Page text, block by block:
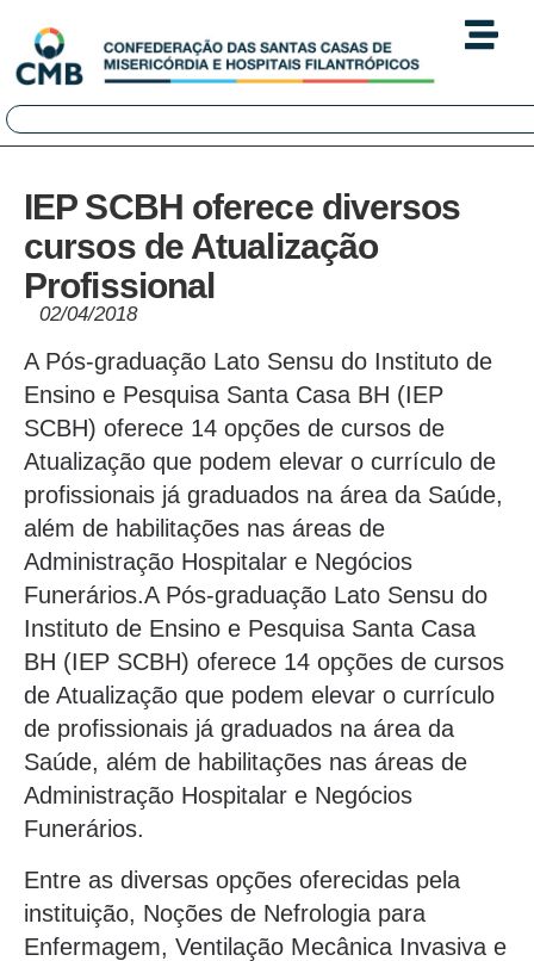
IEP SCBH oferece diversos
cursos de Atualização
Profissional
02/04/2018
A Pós-graduação Lato Sensu do Instituto de
Ensino e Pesquisa Santa Casa BH (IEP
SCBH) oferece 14 opções de cursos de
Atualização que podem elevar o currículo de
profissionais já graduados na área da Saúde,
além de habilitações nas áreas de
Administração Hospitalar e Negócios
Funerários.A Pós-graduação Lato Sensu do
Instituto de Ensino e Pesquisa Santa Casa
BH (IEP SCBH) oferece 14 opções de cursos
de Atualização que podem elevar o currículo
de profissionais já graduados na área da
Saúde, além de habilitações nas áreas de
Administração Hospitalar e Negócios
Funerários.
Entre as diversas opções oferecidas pela
instituição, Noções de Nefrologia para
Enfermagem, Ventilação Mecânica Invasiva e